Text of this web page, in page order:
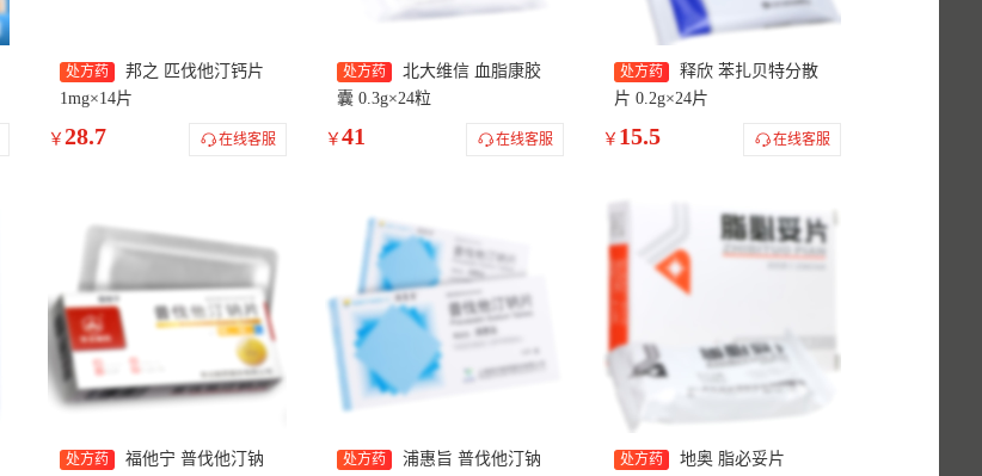
处方药
邦之 匹伐他汀钙片
1mg×14片
￥ 28.7 在线客服
处方药
北大维信 血脂康胶
囊 0.3g×24粒
￥ 41 在线客服
处方药
释欣 苯扎贝特分散
片 0.2g×24片
￥ 15.5 在线客服
处方药
福他宁 普伐他汀钠
处方药
浦惠旨 普伐他汀钠
处方药
地奥 脂必妥片